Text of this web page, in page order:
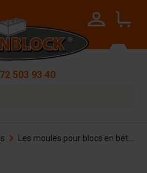
503 93 40
Les moules pour blocs en béton durables de Betonblock®